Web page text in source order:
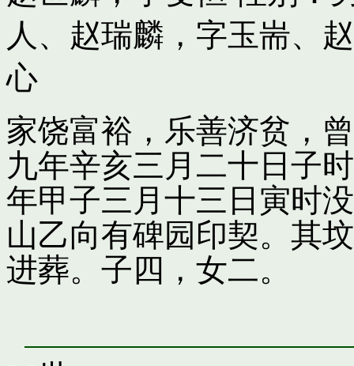
人 、 赵瑞麟，字玉耑、
心
家饶富裕，乐善济贫，
九年辛亥三月二十日子
年甲子三月十三日寅时
山乙向有碑园印契。其
进葬。子四，女二。